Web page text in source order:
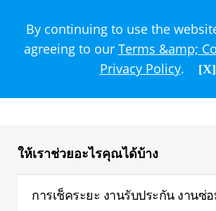
By continuing to use the
agreeing to our Terms &amp;
Privacy Policy. [X]
ติดต่อเรา
โปรดเลือกหมวดหมู่คำถามจากนั้นส่งคำถามแ
ให้เราช่วยอะไรคุณได้บ้าง
การเช็คระยะ งานรับประกัน งานซ่